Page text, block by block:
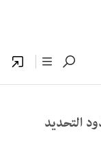
التحديد